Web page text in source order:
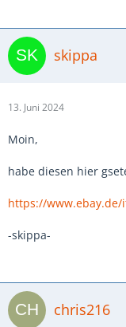
skippa
13. Juni 2024
Moin,
habe diesen hier
https://www.ebay.de/
-skippa-
chris216